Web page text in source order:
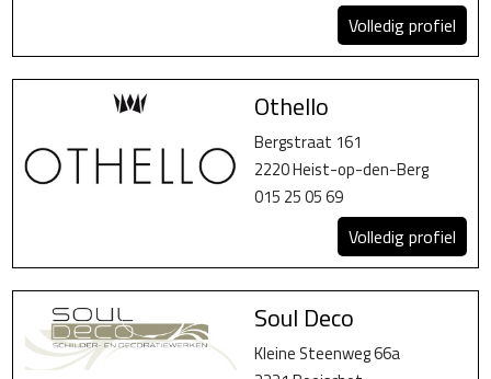
Volledig profiel
Othello
Bergstraat 161
2220 Heist-op-den-Berg
015 25 05 69
Volledig profiel
Soul Deco
Kleine Steenweg 66a